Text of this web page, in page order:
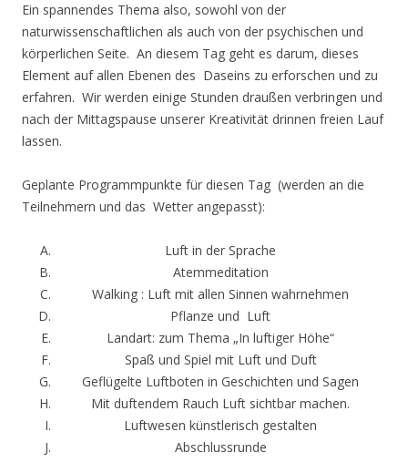
Ein spannendes Thema also, sowohl von der
naturwissenschaftlichen als auch von der psychischen und
körperlichen Seite. An diesem Tag geht es darum, dieses
Element auf allen Ebenen des Daseins zu erforschen und zu
erfahren. Wir werden einige Stunden draußen verbringen und
nach der Mittagspause unserer Kreativität drinnen freien Lauf
lassen.
Geplante Programmpunkte für diesen Tag (werden an die
Teilnehmern und das Wetter angepasst):
Luft in der Sprache
Atemmeditation
Walking : Luft mit allen Sinnen wahrnehmen
Pflanze und Luft
Landart: zum Thema „In luftiger Höhe“
Spaß und Spiel mit Luft und Duft
Geflügelte Luftboten in Geschichten und Sagen
Mit duftendem Rauch Luft sichtbar machen.
Luftwesen künstlerisch gestalten
Abschlussrunde